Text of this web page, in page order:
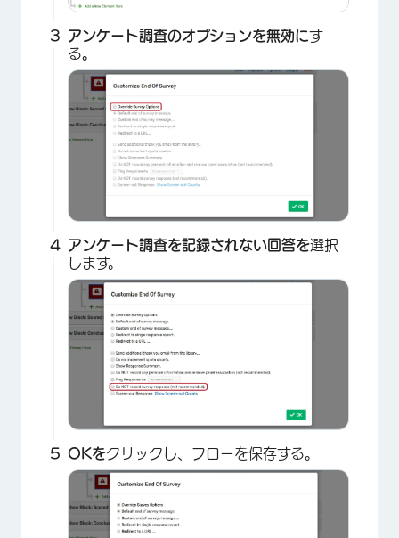
×
アンケート調査のオプションを無効にす
る。
アンケート調査を記録されない回答を選択
します。
OKをクリックし、フローを保存する。